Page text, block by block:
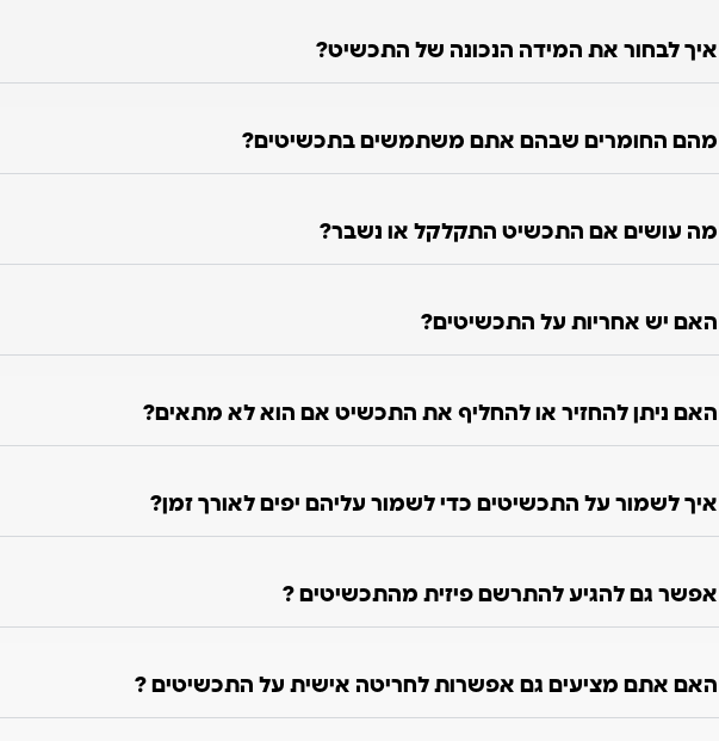
איך לבחור את המידה הנכונה של התכשיט?
מהם החומרים שבהם אתם משתמשים בתכשיטים?
מה עושים אם התכשיט התקלקל או נשבר?
האם יש אחריות על התכשיטים?
האם ניתן להחזיר או להחליף את התכשיט אם הוא לא מתאים?
איך לשמור על התכשיטים כדי לשמור עליהם יפים לאורך זמן?
אפשר גם להגיע להתרשם פיזית מהתכשיטים ?
האם אתם מציעים גם אפשרות לחריטה אישית על התכשיטים ?